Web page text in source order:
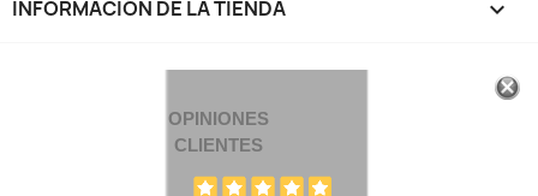
INFORMACIÓN DE LA TIENDA keyboard_arrow_down
OPINIONES
CLIENTES